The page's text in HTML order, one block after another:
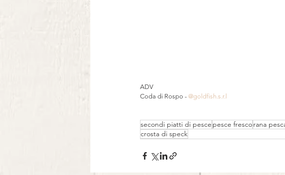
ADV
Coda di Rospo - @goldfish.s.r.l
secondi piatti di pesce pesce frescorana
crosta di speck